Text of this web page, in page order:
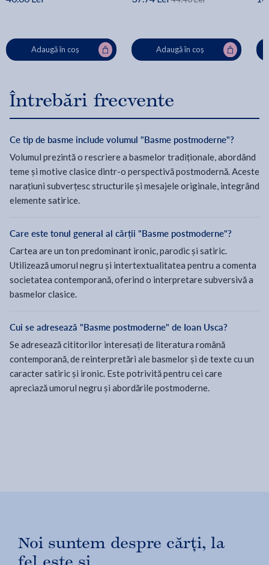
Adaugă în coș Adaugă în coș
Întrebări frecvente
Ce tip de basme include volumul "Basme postmoderne"?
Volumul prezintă o rescriere a basmelor tradiționale, abordând
teme și motive clasice dintr-o perspectivă postmodernă. Aceste
narațiuni subverțesc structurile și mesajele originale, integrând
elemente satirice.
Care este tonul general al cărții "Basme postmoderne"?
Cartea are un ton predominant ironic, parodic și satiric.
Utilizează umorul negru și intertextualitatea pentru a comenta
societatea contemporană, oferind o interpretare subversivă a
basmelor clasice.
Cui se adresează "Basme postmoderne" de Ioan Usca?
Se adresează cititorilor interesați de literatura română
contemporană, de reinterpretări ale basmelor și de texte cu un
caracter satiric și ironic. Este potrivită pentru cei care
apreciază umorul negru și abordările postmoderne.
Noi suntem despre cărți, la